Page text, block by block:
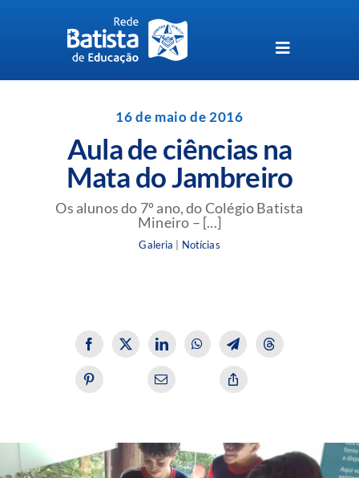
Toggle
Navigation
Perguntas Frequentes
16 de maio de 2016
Aula de ciências na
Mata do Jambreiro
Os alunos do 7º ano, do Colégio Batista
Mineiro – [...]
Galeria Notícias